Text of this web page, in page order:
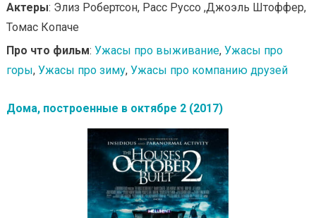
Актеры: Элиз Робертсон, Расс Руссо ,Джоэль Штоффер,
Томас Копаче
Про что фильм: Ужасы про выживание, Ужасы про
горы, Ужасы про зиму, Ужасы про компанию друзей
Дома, построенные в октябре 2 (2017)